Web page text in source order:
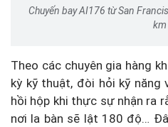
Chuyến bay AI176 từ San
km
Theo các chuyên gia hàng
kỳ kỹ thuật, đòi hỏi kỹ năng
hồi hộp khi thực sự nhận ra
nơi la bàn sẽ lật 180 độ…